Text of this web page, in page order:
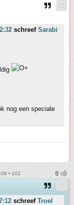
schreef Sarabi
nog een speciale
• 102
schreef Troel